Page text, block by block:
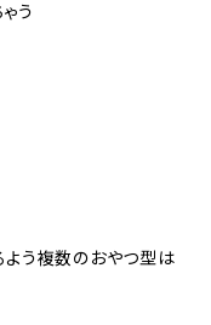
う
よう複数のおやつ型は